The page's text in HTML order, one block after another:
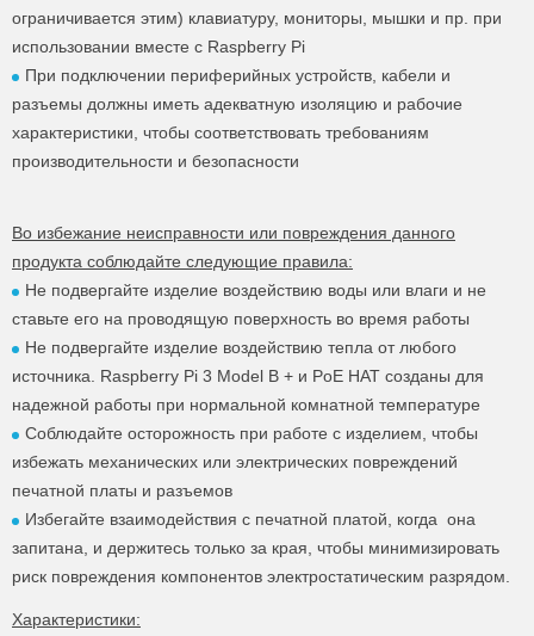
ограничивается этим) клавиатуру, мониторы, мышки и пр. при
использовании вместе с Raspberry Pi
При подключении периферийных устройств, кабели и
разъемы должны иметь адекватную изоляцию и рабочие
характеристики, чтобы соответствовать требованиям
производительности и безопасности
Во избежание неисправности или повреждения данного
продукта соблюдайте следующие правила:
Не подвергайте изделие воздействию воды или влаги и не
ставьте его на проводящую поверхность во время работы
Не подвергайте изделие воздействию тепла от любого
источника. Raspberry Pi 3 Model B + и PoE HAT созданы для
надежной работы при нормальной комнатной температуре
Соблюдайте осторожность при работе с изделием, чтобы
избежать механических или электрических повреждений
печатной платы и разъемов
Избегайте взаимодействия с печатной платой, когда она
запитана, и держитесь только за края, чтобы минимизировать
риск повреждения компонентов электростатическим разрядом.
Характеристики: